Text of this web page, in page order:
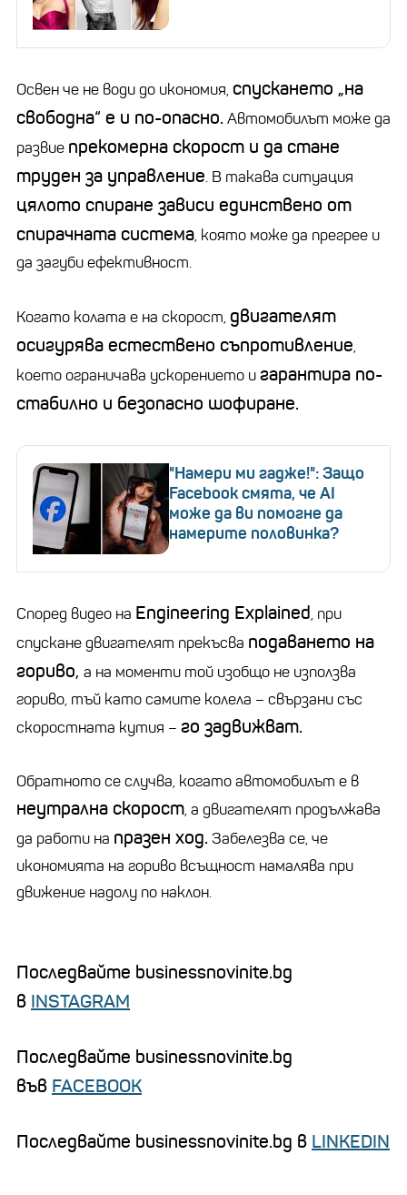
Освен че не води до икономия, спускането „на
свободна“ е и по-опасно. Автомобилът може да
развие прекомерна скорост и да стане
труден за управление. В такава ситуация
цялото спиране зависи единствено от
спирачната система, която може да прегрее и
да загуби ефективност.
Когато колата е на скорост, двигателят
осигурява естествено съпротивление,
което ограничава ускорението игарантира по-
стабилно и безопасно шофиране.
"Намери ми гадже!": Защо
Facebook смята, че AI
може да ви помогне да
намерите половинка?
Според видео на Engineering Explained, при
спускане двигателят прекъсва подаването на
гориво, а на моменти той изобщо не използва
гориво, тъй като самите колела – свързани със
скоростната кутия – го задвижват.
Обратното се случва, когато автомобилът е в
неутрална скорост, а двигателят продължава
да работи на празен ход. Забелезва се, че
икономията на гориво всъщност намалява при
движение надолу по наклон.
Последвайте businessnovinite.bg
в INSTAGRAM
Последвайте businessnovinite.bg
във FACEBOOK
Последвайте businessnovinite.bg в LINKEDIN